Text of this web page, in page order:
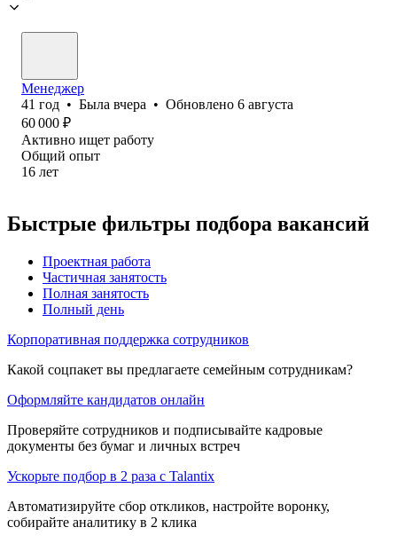
Менеджер
41 год • Была вчера • Обновлено 6 августа
60 000 ₽
Активно ищет работу
Общий опыт
16 лет
Быстрые фильтры подбора вакансий
Проектная работа
Частичная занятость
Полная занятость
Полный день
Корпоративная поддержка сотрудников
Какой соцпакет вы предлагаете семейным сотрудникам?
Оформляйте кандидатов онлайн
Проверяйте сотрудников и подписывайте кадровые
документы без бумаг и личных встреч
Ускорьте подбор в 2 раза с Talantix
Автоматизируйте сбор откликов, настройте воронку,
собирайте аналитику в 2 клика